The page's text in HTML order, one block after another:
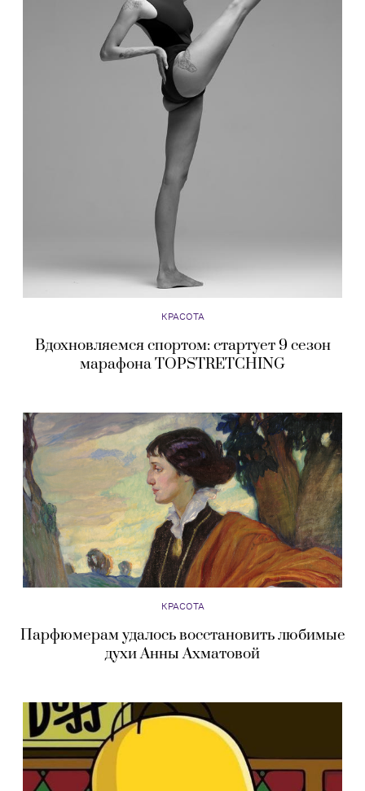
КРАСОТА
Вдохновляемся спортом: стартует 9 сезон
марафона TOPSTRETCHING
КРАСОТА
Парфюмерам удалось восстановить любимые
духи Анны Ахматовой